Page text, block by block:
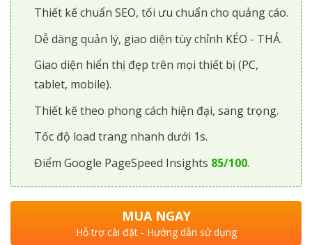
Thiết kế chuẩn SEO, tối ưu chuẩn cho quảng cáo.
Dễ dàng quản lý, giao diện tùy chỉnh KÉO - THẢ.
Giao diện hiển thị đẹp trên mọi thiết bị (PC,
tablet, mobile).
Thiết kế theo phong cách hiện đại, sang trọng.
Tốc độ load trang nhanh dưới 1s.
Điểm Google PageSpeed Insights 85/100.
MUA NGAY
Hỗ trợ cài đặt - Hướng dẫn sử dụng